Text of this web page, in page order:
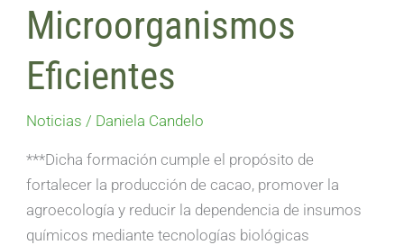
Microorganismos
Eficientes
Noticias / Daniela Candelo
***Dicha formación cumple el propósito de
fortalecer la producción de cacao, promover la
agroecología y reducir la dependencia de insumos
químicos mediante tecnologías biológicas